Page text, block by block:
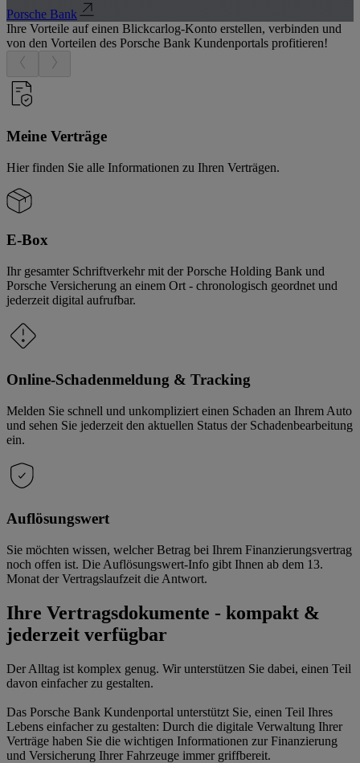
Porsche Bank
Ihre Vorteile auf einen Blickcarlog-Konto erstellen, verbinden und
von den Vorteilen des Porsche Bank Kundenportals profitieren!
Meine Verträge
Hier finden Sie alle Informationen zu Ihren Verträgen.
E-Box
Ihr gesamter Schriftverkehr mit der Porsche Holding Bank und
Porsche Versicherung an einem Ort - chronologisch geordnet und
jederzeit digital aufrufbar.
Online-Schadenmeldung & Tracking
Melden Sie schnell und unkompliziert einen Schaden an Ihrem Auto
und sehen Sie jederzeit den aktuellen Status der Schadenbearbeitung
ein.
Auflösungswert
Sie möchten wissen, welcher Betrag bei Ihrem Finanzierungsvertrag
noch offen ist. Die Auflösungswert-Info gibt Ihnen ab dem 13.
Monat der Vertragslaufzeit die Antwort.
Ihre Vertragsdokumente - kompakt &
jederzeit verfügbar
Der Alltag ist komplex genug. Wir unterstützen Sie dabei, einen Teil
davon einfacher zu gestalten.
Das Porsche Bank Kundenportal unterstützt Sie, einen Teil Ihres
Lebens einfacher zu gestalten: Durch die digitale Verwaltung Ihrer
Verträge haben Sie die wichtigen Informationen zur Finanzierung
und Versicherung Ihrer Fahrzeuge immer griffbereit.